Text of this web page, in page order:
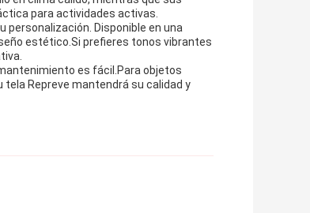
para actividades activas.
Disponible en una
estético.Si prefieres tonos vibrantes
es fácil.Para objetos
tela Repreve mantendrá su calidad y